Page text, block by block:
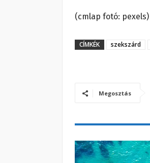
(cmlap fotó: pexels)
CÍMKÉK szekszárd
Megosztás